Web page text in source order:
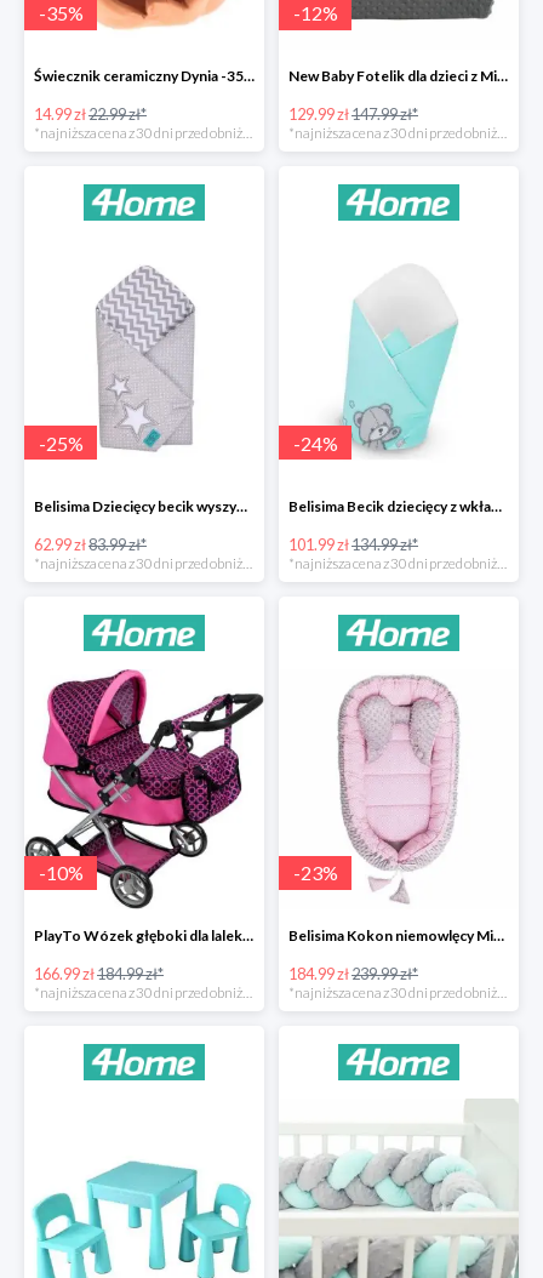
-35%
Świecznik ceramiczny Dynia -35%
14.99 zł22.99 zł*
*najniższa cena z 30 dni przed obniżką
-12%
New Baby Fotelik dla dzieci z Minky Cute Family -12%
129.99 zł147.99 zł*
*najniższa cena z 30 dni przed obniżką
-25%
Belisima Dziecięcy becik wyszywany Gwiazdka -25%
62.99 zł83.99 zł*
-24%
Belisima Becik dziecięcy z wkładem kokosowym Teddy Bear -24%
101.99 zł134.99 zł*
-10%
PlayTo Wózek głęboki dla lalek Viola -10%
166.99 zł184.99 zł*
-23%
Belisima Kokon niemowlęcy Minky Sweet Baby -23%
184.99 zł239.99 zł*